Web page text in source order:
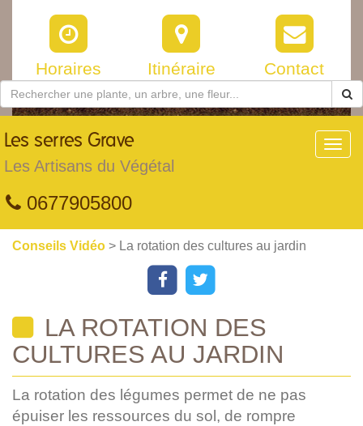
Horaires Itinéraire Contact
Les serres Grave
Les Artisans du Végétal
0677905800
Conseils Vidéo > La rotation des cultures au jardin
LA ROTATION DES
CULTURES AU JARDIN
La rotation des légumes permet de ne pas
épuiser les ressources du sol, de rompre